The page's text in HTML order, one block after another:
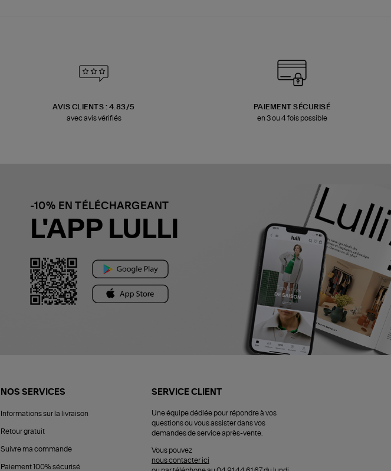
AVIS CLIENTS : 4.83/5
avec avis vérifiés
PAIEMENT SÉCURISÉ
en 3 ou 4 fois possible
-10% EN TÉLÉCHARGEANT
L'APP LULLI
NOS SERVICES
Informations sur la livraison
Retour gratuit
Suivre ma commande
Paiement 100% sécurisé
SERVICE CLIENT
Une équipe dédiée pour répondre à vos
questions ou vous assister dans vos
demandes de service après-vente.
Vous pouvez
nous contacter ici